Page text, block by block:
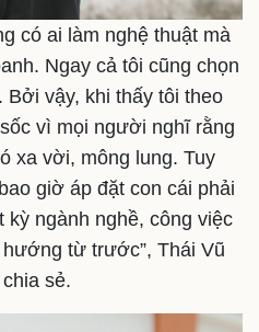
có ai làm nghệ thuật mà
Ngay cả tôi cũng chọn
Bởi vậy, khi thấy tôi theo
vì mọi người nghĩ rằng
xa vời, mông lung. Tuy
giờ áp đặt con cái phải
kỳ ngành nghề, công việc
từ trước”, Thái Vũ
sẻ.